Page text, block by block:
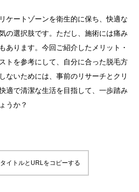
ケートゾーンを衛生的に保ち、快適な
の選択肢です。ただし、施術には痛み
あります。今回ご紹介したメリット・
トを参考にして、自分に合った脱毛方
ないためには、事前のリサーチとクリ
適で清潔な生活を目指して、一歩踏み
うか？
イトルとURLをコピーする